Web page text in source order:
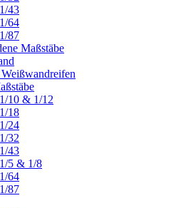
43
64
87
Maßstäbe
10 & 1/12
18
24
32
43
5 & 1/8
64
87